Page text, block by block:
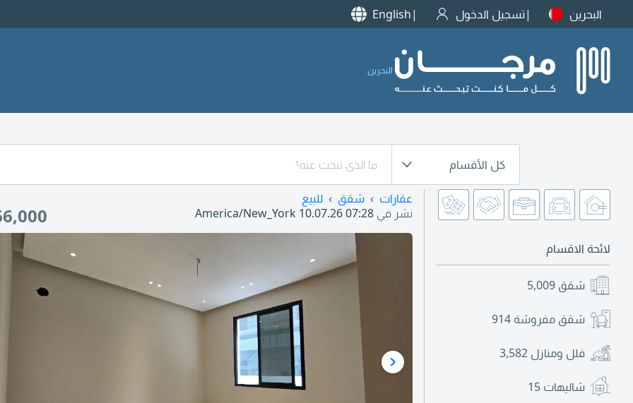
البحرين تسجيل الدخول English
البحرين
كل الأقسام
لائحة الاقسام
شقق 5,009
شقق مفروشة 914
فلل ومنازل 3,582
شاليهات 15
عقارات شقق
للبيع
نشر في 10.07.26 07:28